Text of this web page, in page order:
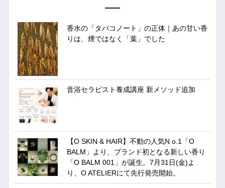
香水の「タバコノート」の正体｜あの甘い香
りは、煙ではなく「葉」でした
音浴セラピスト養成講座 新メソッド追加
【O SKIN & HAIR】不動の人気N o.1「O
BALM」より、ブランド初となる新しい香り
「O BALM 001」が誕生。7月31日(金)よ
り、O ATELIERにて先行発売開始。